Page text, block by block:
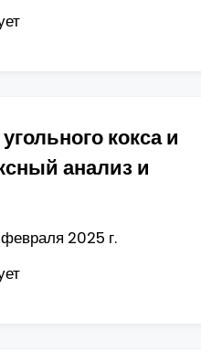
кокса и
анализ и
2025 г.